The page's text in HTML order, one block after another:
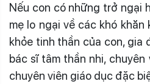
Nếu con có những trở ngại
mẹ lo ngại về các khó
khỏe tinh thần của con, gia
bác sĩ tâm thần nhi,
chuyên viên giáo dục đặc